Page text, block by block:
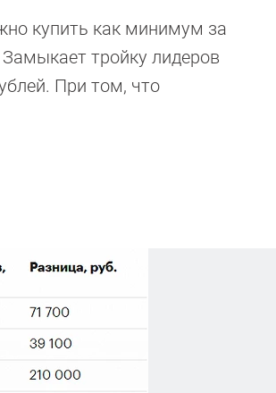
купить как минимум за
тройку лидеров
При том, что